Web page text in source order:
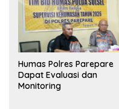
Humas Polres Parepare
Dapat Evaluasi dan
Monitoring